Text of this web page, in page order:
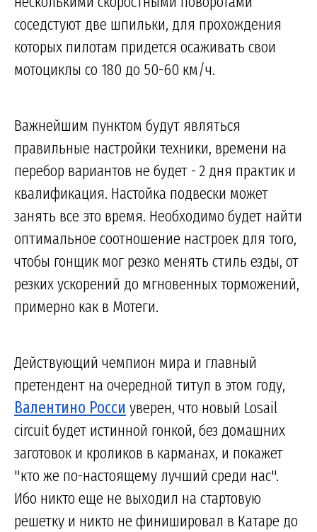
соседстуют две шпильки, для прохождения
которых пилотам придется осаживать свои
мотоциклы со 180 до 50-60 км/ч.
Важнейшим пунктом будут являться
правильные настройки техники, времени на
перебор вариантов не будет - 2 дня практик и
квалификация. Настойка подвески может
занять все это время. Необходимо будет найти
оптимальное соотношение настроек для того,
чтобы гонщик мог резко менять стиль езды, от
резких ускорений до мгновенных торможений,
примерно как в Мотеги.
Действующий чемпион мира и главный
претендент на очередной титул в этом году,
Валентино Росси уверен, что новый Losail
circuit будет истинной гонкой, без домашних
заготовок и кроликов в карманах, и покажет
"кто же по-настоящему лучший среди нас".
Ибо никто еще не выходил на стартовую
решетку и никто не финишировал в Катаре до